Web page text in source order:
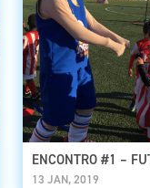
ENCONTRO #1 –
13 JAN, 2019